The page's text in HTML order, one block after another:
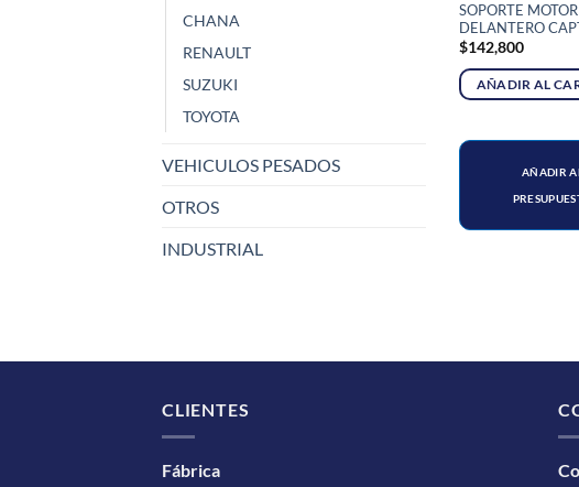
CHANA
RENAULT
SUZUKI
TOYOTA
VEHICULOS PESADOS
OTROS
INDUSTRIAL
SOPORTE MOTOR
DELANTERO
$142,800
AÑADIR AL
AÑADIR
CLIENTES
Fábrica